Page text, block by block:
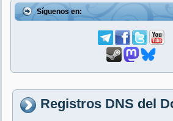
Síguenos en:
Registros DNS del